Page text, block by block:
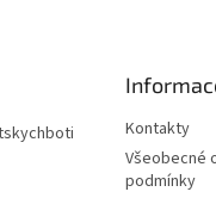
Kontakty
Všeobecné
podmínky